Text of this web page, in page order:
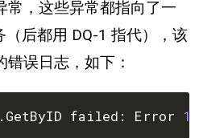
常，这些异常都指向了一
后都用 DQ-1 指代），该
误日志，如下：
failed: Error